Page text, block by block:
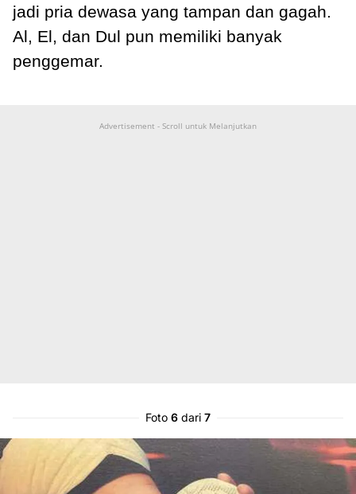
jadi pria dewasa yang tampan dan gagah.
Al, El, dan Dul pun memiliki banyak
penggemar.
Advertisement - Scroll untuk Melanjutkan
Foto 6 dari 7